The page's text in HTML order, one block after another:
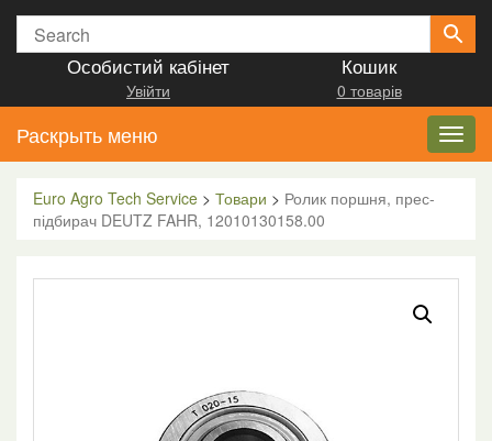
Особистий кабінет
Увійти
Кошик
0 товарів
Раскрыть меню
Euro Agro Tech Service > Товари > Ролик поршня, прес-
підбирач DEUTZ FAHR, 12010130158.00